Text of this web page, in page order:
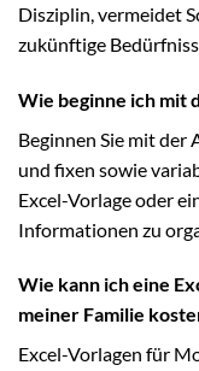
Disziplin, vermeidet
zukünftige
Wie beginne ich mit
Beginnen Sie mit der
und fixen sowie
Excel-Vorlage oder
Informationen zu
Wie kann ich eine
meiner Familie
Excel-Vorlagen für